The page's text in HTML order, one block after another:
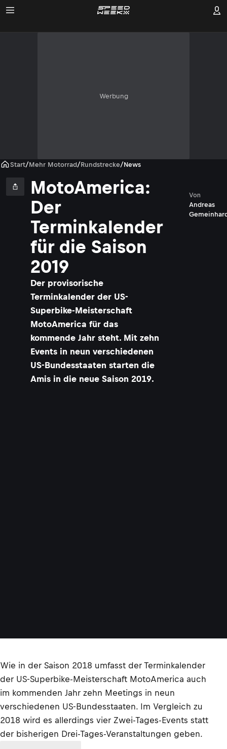
Werbung
Start/Mehr Motorrad/Rundstrecke/News
MotoAmerica:
Der
Terminkalender
für die Saison
2019
Der provisorische
Terminkalender der US-
Superbike-Meisterschaft
MotoAmerica für das
kommende Jahr steht. Mit zehn
Events in neun verschiedenen
US-Bundesstaaten starten die
Amis in die neue Saison 2019.
Andreas
Von
Wie in der Saison 2018 umfasst der Terminkalender
der US-Superbike-Meisterschaft MotoAmerica auch
im kommenden Jahr zehn Meetings in neun
verschiedenen US-Bundesstaaten. Im Vergleich zu
2018 wird es allerdings vier Zwei-Tages-Events statt
der bisherigen Drei-Tages-Veranstaltungen geben.